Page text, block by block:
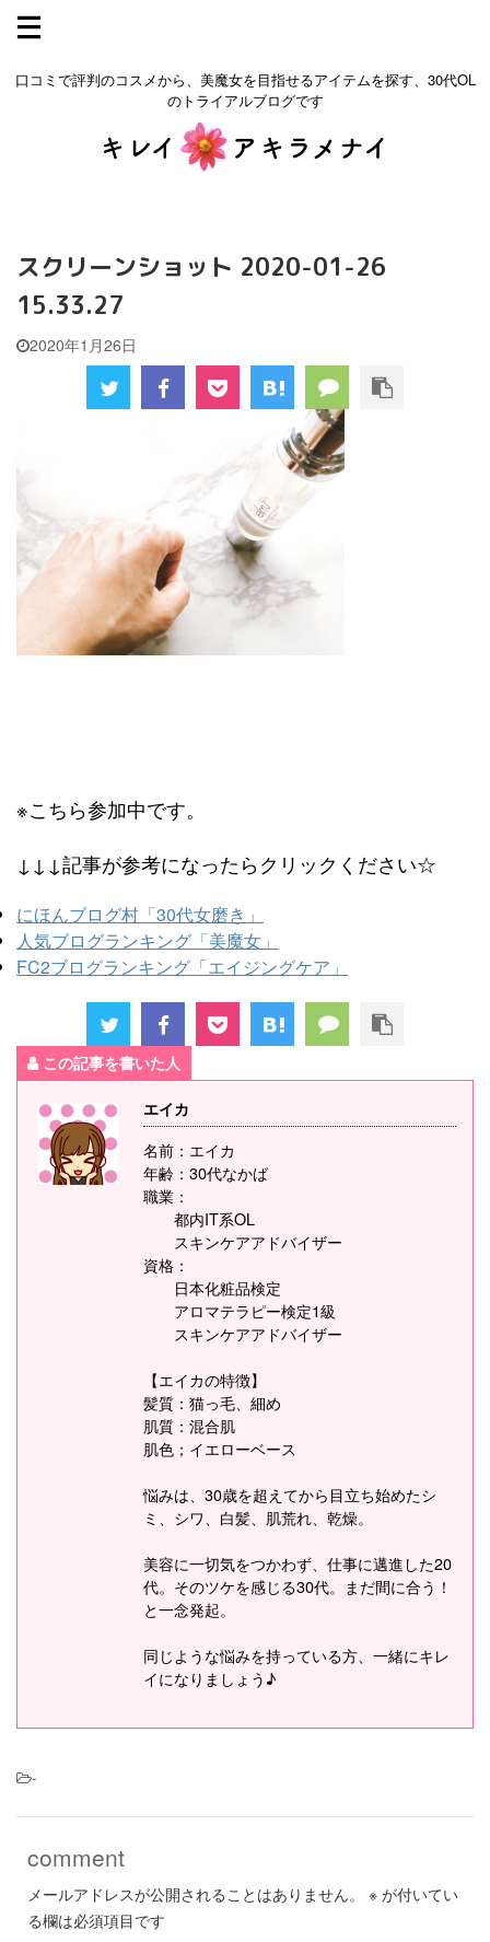
口コミで評判のコスメから、美魔女を目指せるアイテムを探す、30代OL
のトライアルブログです
スクリーンショット 2020-01-26
15.33.27
2020年1月26日
※こちら参加中です。
↓↓↓記事が参考になったらクリックください☆
にほんブログ村「30代女磨き」
人気ブログランキング「美魔女」
FC2ブログランキング「エイジングケア」
この記事を書いた人
エイカ
名前：エイカ
年齢：30代なかば
職業：
都内IT系OL
スキンケアアドバイザー
資格：
日本化粧品検定
アロマテラピー検定1級
スキンケアアドバイザー
【エイカの特徴】
髪質：猫っ毛、細め
肌質：混合肌
肌色；イエローベース
悩みは、30歳を超えてから目立ち始めたシ
ミ、シワ、白髪、肌荒れ、乾燥。
美容に一切気をつかわず、仕事に邁進した20
代。そのツケを感じる30代。まだ間に合う！
と一念発起。
同じような悩みを持っている方、一緒にキレ
イになりましょう♪
-
comment
メールアドレスが公開されることはありません。 ※ が付いてい
る欄は必須項目です